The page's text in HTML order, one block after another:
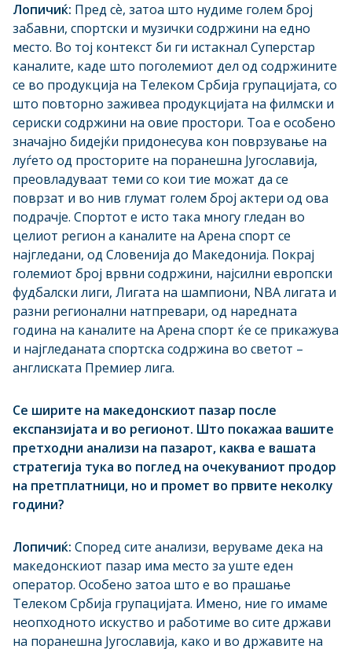
Лопичиќ: Пред сѐ, затоа што нудиме голем број
забавни, спортски и музички содржини на едно
место. Во тој контекст би ги истакнал Суперстар
каналите, каде што поголемиот дел од содржините
се во продукција на Телеком Србија групацијата, со
што повторно заживеа продукцијата на филмски и
сериски содржини на овие простори. Тоа е особено
значајно бидејќи придонесува кон поврзување на
луѓето од просторите на поранешна Југославија,
преовладуваат теми со кои тие можат да се
поврзат и во нив глумат голем број актери од ова
подрачје. Спортот е исто така многу гледан во
целиот регион а каналите на Арена спорт се
најгледани, од Словенија до Македонија. Покрај
големиот број врвни содржини, најсилни европски
фудбалски лиги, Лигата на шампиони, NBA лигата и
разни регионални натпревари, од наредната
година на каналите на Арена спорт ќе се прикажува
и најгледаната спортска содржина во светот –
англиската Премиер лига.
Се ширите на македонскиот пазар после
експанзијата и во регионот. Што покажаа вашите
претходни анализи на пазарот, каква е вашата
стратегија тука во поглед на очекуваниот продор
на претплатници, но и промет во првите неколку
години?
Лопичиќ: Според сите анализи, веруваме дека на
македонскиот пазар има место за уште еден
оператор. Особено затоа што е во прашање
Телеком Србија групацијата. Имено, ние го имаме
неопходното искуство и работиме во сите држави
на поранешна Југославија, како и во државите на